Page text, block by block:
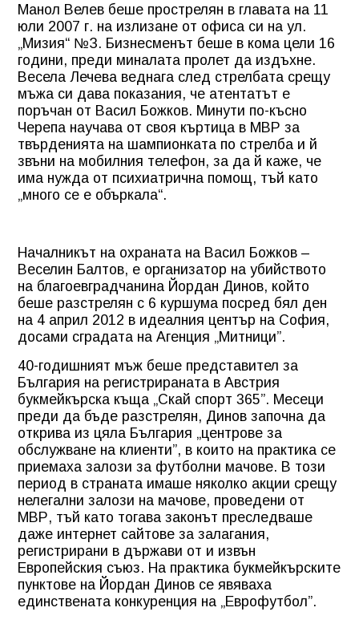
Манол Велев беше прострелян в главата на 11
юли 2007 г. на излизане от офиса си на ул.
„Мизия“ №З. Бизнесменът беше в кома цели 16
години, преди миналата пролет да издъхне.
Весела Лечева веднага след стрелбата срещу
мъжа си дава показания, че атентатът е
поръчан от Васил Божков. Минути по-късно
Черепа научава от своя къртица в МВР за
твърденията на шампионката по стрелба и й
звъни на мобилния телефон, за да й каже, че
има нужда от психиатрична помощ, тъй като
„много се е объркала“.
Началникът на охраната на Васил Божков –
Веселин Балтов, е организатор на убийството
на благоевградчанина Йордан Динов, който
беше разстрелян с 6 куршума посред бял ден
на 4 април 2012 в идеалния център на София,
досами сградата на Агенция „Митници”.
40-годишният мъж беше представител за
България на регистрираната в Австрия
букмейкърска къща „Скай спорт 365”. Месеци
преди да бъде разстрелян, Динов започна да
открива из цяла България „центрове за
обслужване на клиенти”, в които на практика се
приемаха залози за футболни мачове. В този
период в страната имаше няколко акции срещу
нелегални залози на мачове, проведени от
МВР, тъй като тогава законът преследваше
даже интернет сайтове за залагания,
регистрирани в държави от и извън
Европейския съюз. На практика букмейкърските
пунктове на Йордан Динов се явяваха
единствената конкуренция на „Еврофутбол”.